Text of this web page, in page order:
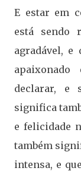
E estar em
está sendo
agradável, e
declarar, e
significa
e felicidade
também
intensa, e